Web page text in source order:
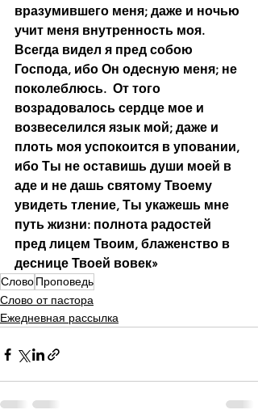
вразумившего меня; даже и ночью
учит меня внутренность моя.
Всегда видел я пред собою
Господа, ибо Он одесную меня; не
поколеблюсь.  От того
возрадовалось сердце мое и
возвеселился язык мой; даже и
плоть моя успокоится в уповании,
ибо Ты не оставишь души моей в
аде и не дашь святому Твоему
увидеть тление, Ты укажешь мне
путь жизни: полнота радостей
пред лицем Твоим, блаженство в
деснице Твоей вовек»
СловоПроповедь
Слово от пастора
Ежедневная рассылка